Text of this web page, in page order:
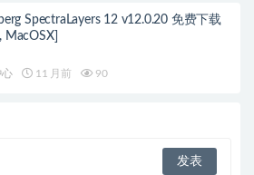
SpectraLayers 12 v12.0.20 免费下载
MacOSX]
心 11 月前 90